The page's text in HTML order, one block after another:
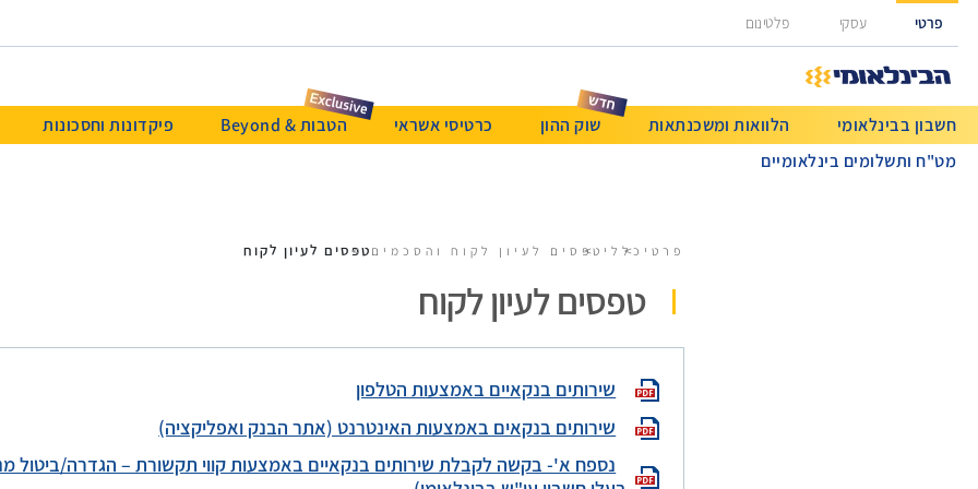
גישה ישירה לכפתור כניסה לחשבונך
פרטי עסקי פלטינום
חשבון בבינלאומי הלוואות ומשכנתאות שוק ההון כרטיסי אשראי הטבות & Beyond פיקדונות וחסכונות
מט"ח ותשלומים בינלאומיים
פרטי כללי טפסים לעיון לקוח והסכמים טפסים לעיון לקוח
טפסים לעיון לקוח
שירותים בנקאיים באמצעות הטלפון
שירותים בנקאים באמצעות האינטרנט (אתר הבנק ואפליקציה)
נספח א'- בקשה לקבלת שירותים בנקאיים באמצעות קווי תקשורת – הגדרה/ביטול